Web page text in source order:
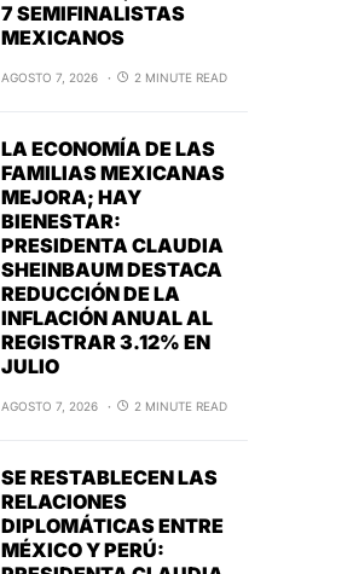
7 SEMIFINALISTAS
MEXICANOS
AGOSTO 7, 2026 2 MINUTE READ
LA ECONOMÍA DE LAS
FAMILIAS MEXICANAS
MEJORA; HAY
BIENESTAR:
PRESIDENTA CLAUDIA
SHEINBAUM DESTACA
REDUCCIÓN DE LA
INFLACIÓN ANUAL AL
REGISTRAR 3.12% EN
JULIO
AGOSTO 7, 2026 2 MINUTE READ
SE RESTABLECEN LAS
RELACIONES
DIPLOMÁTICAS ENTRE
MÉXICO Y PERÚ: